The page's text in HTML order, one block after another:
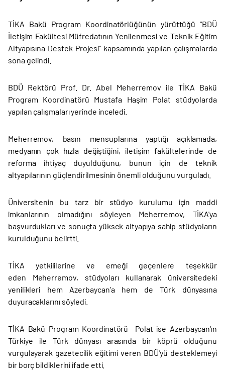
TİKA Bakü Program Koordinatörlüğünün yürüttüğü "BDÜ
İletişim Fakültesi Müfredatının Yenilenmesi ve Teknik Eğitim
Altyapısına Destek Projesi" kapsamında yapılan çalışmalarda
sona gelindi.
BDÜ Rektörü Prof. Dr. Abel Meherremov ile TİKA Bakü
Program Koordinatörü Mustafa Haşim Polat stüdyolarda
yapılan çalışmaları yerinde inceledi.
Meherremov, basın mensuplarına yaptığı açıklamada,
medyanın çok hızla değiştiğini, iletişim fakültelerinde de
reforma ihtiyaç duyulduğunu, bunun için de teknik
altyapılarının güçlendirilmesinin önemli olduğunu vurguladı.
Üniversitenin bu tarz bir stüdyo kurulumu için maddi
imkanlarının olmadığını söyleyen Meherremov, TİKA'ya
başvurdukları ve sonuçta yüksek altyapıya sahip stüdyoların
kurulduğunu belirtti.
TİKA yetkililerine ve emeği geçenlere teşekkür
eden Meherremov, stüdyoları kullanarak üniversitedeki
yenilikleri hem Azerbaycan'a hem de Türk dünyasına
duyuracaklarını söyledi.
TİKA Bakü Program Koordinatörü Polat ise Azerbaycan'ın
Türkiye ile Türk dünyası arasında bir köprü olduğunu
vurgulayarak gazetecilik eğitimi veren BDÜ'yü desteklemeyi
bir borç bildiklerini ifade etti.